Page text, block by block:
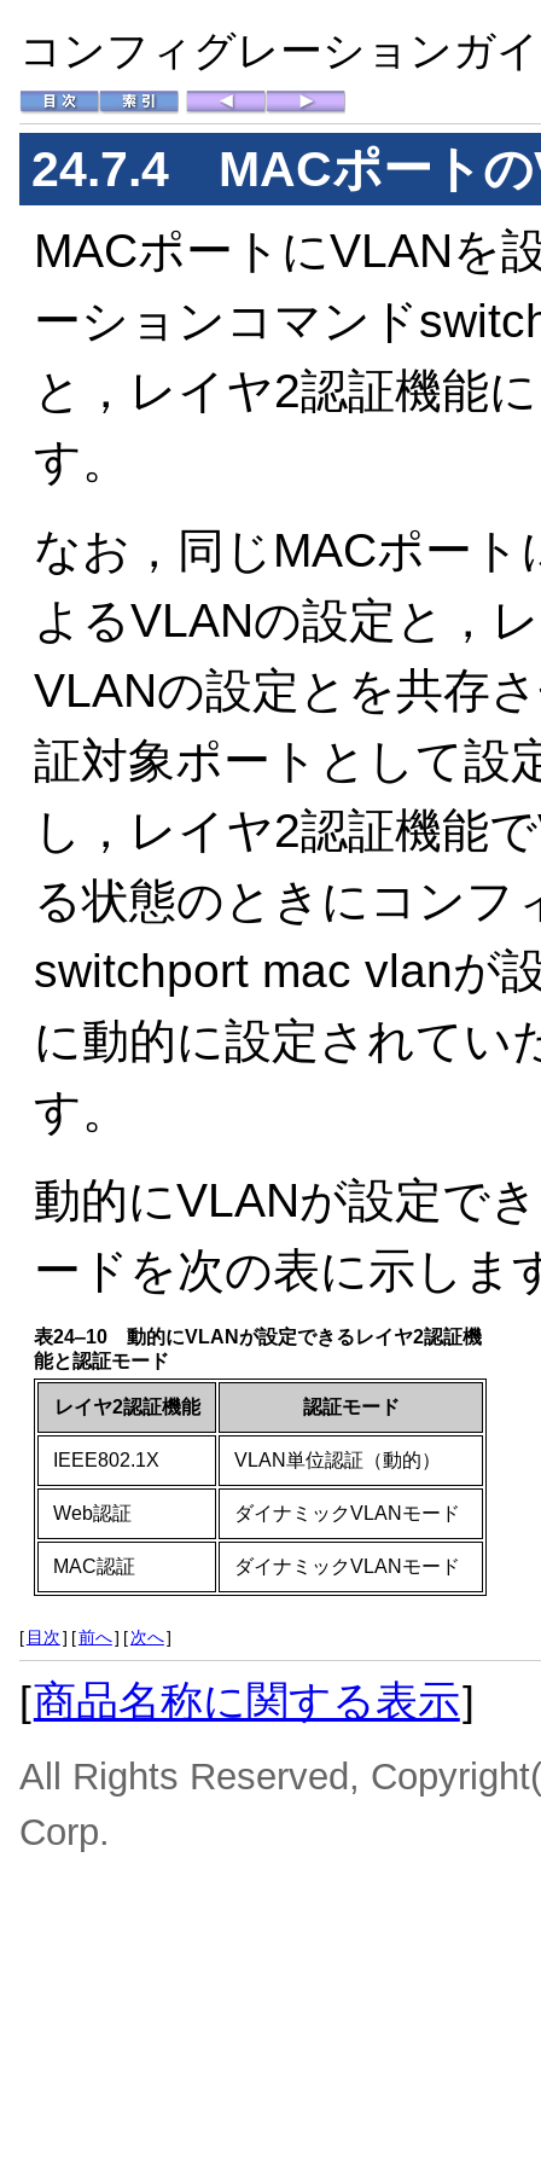
コンフィグレーションガ
24.7.4 MACポートの
MACポートにVLANを
ーションコマンド
と，レイヤ2認証機能
す。
なお，同じMACポー
よるVLANの設定と，
VLANの設定とを共存
証対象ポートとして設
し，レイヤ2認証機能
る状態のときにコンフ
switchport mac vlanが
に動的に設定されてい
す。
動的にVLANが設定で
ードを次の表に示しま
表24‒10 動的にVLANが設定できるレイヤ2認証機
能と認証モード
レイヤ2認証機能 認証モード
IEEE802.1X VLAN単位認証（動的）
Web認証 ダイナミックVLANモード
MAC認証 ダイナミックVLANモード
[ 目次] [前へ] [次へ]
[商品名称に関する表示]
All Rights Reserved,
Corp.